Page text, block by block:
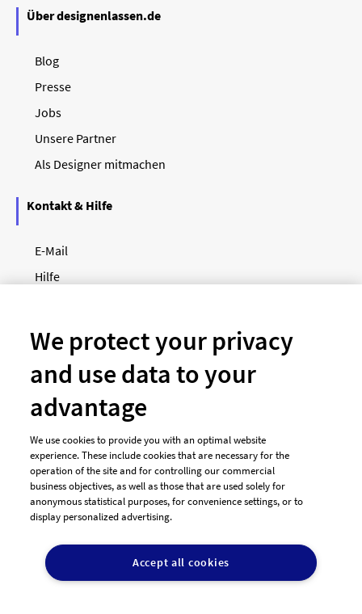
Über designenlassen.de
Blog
Presse
Jobs
Unsere Partner
Als Designer mitmachen
Kontakt & Hilfe
E-Mail
Hilfe
Unsere Zahlungsarten
AGB Dienstleister
Datenschutz
Impressum
We protect your privacy
and use data to your
advantage
We use cookies to provide you with an optimal website
experience. These include cookies that are necessary for the
operation of the site and for controlling our commercial
business objectives, as well as those that are used solely for
anonymous statistical purposes, for convenience settings, or to
display personalized advertising.
Accept all cookies